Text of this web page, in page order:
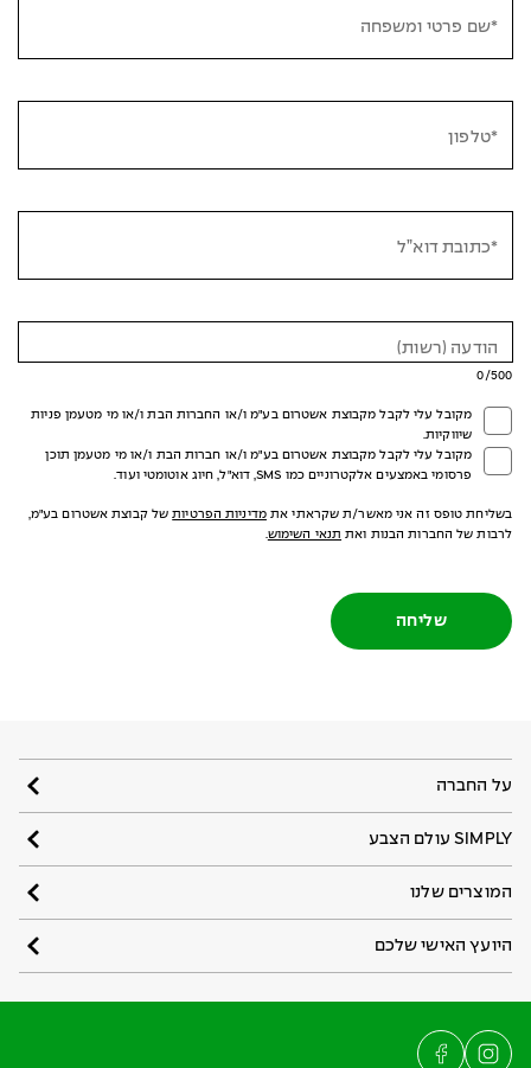
*שם פרטי ומשפחה
*טלפון
*כתובת דוא”ל
הודעה (רשות)
0 /500
מקובל עלי לקבל מקבוצת אשטרום בע"מ ו/או החברות הבת ו/או מי מטעמן פניות
שיווקיות.
מקובל עלי לקבל מקבוצת אשטרום בע"מ ו/או חברות הבת ו/או מי מטעמן תוכן
פרסומי באמצעים אלקטרוניים כמו SMS, דוא"ל, חיוג אוטומטי ועוד.
בשליחת טופס זה אני מאשר/ת שקראתי אתמדיניות הפרטיותשל קבוצת אשטרום בע"מ,
לרבות של החברות הבנות ואת תנאי השימוש.
שליחה
על החברה
SIMPLY עולם הצבע
המוצרים שלנו
היועץ האישי שלכם